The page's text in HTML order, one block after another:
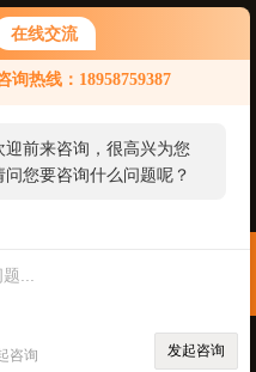
在线交流
询热线：18958759387
迎前来咨询，很高兴为您
问您要咨询什么问题呢？
您停留很久了，是否找到
品，您可以直接在线与我
咨询 发起咨询
线